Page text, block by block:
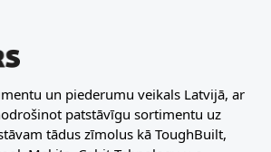
un piederumu veikals Latvijā, ar
patstāvīgu sortimentu uz
tādus zīmolus kā ToughBuilt,